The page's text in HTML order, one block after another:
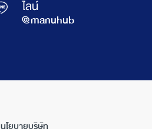
ไลน์
@manuhub